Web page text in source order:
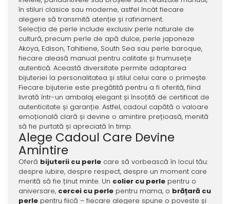
în stiluri clasice sau moderne, astfel încât fiecare
alegere să transmită atenție și rafinament.
Selecția de perle include exclusiv perle naturale de
cultură, precum perle de apă dulce, perle japoneze
Akoya, Edison, Tahitiene, South Sea sau perle baroque,
fiecare aleasă manual pentru calitate și frumusețe
autentică. Această diversitate permite adaptarea
bijuteriei la personalitatea și stilul celui care o primește.
Fiecare bijuterie este pregătită pentru a fi oferită, fiind
livrată într-un ambalaj elegant și însoțită de certificat de
autenticitate și garanție. Astfel, cadoul capătă o valoare
emoțională clară și devine o amintire prețioasă, menită
să fie purtată și apreciată în timp.
Alege Cadoul Care Devine
Amintire
Oferă bijuterii cu perlecare să vorbească în locul tău:
despre iubire, despre respect, despre un moment care
merită să fie ținut minte. Un colier cu perlepentru o
aniversare, cercei cu perlepentru mama, o brățară cu
perlepentru fiică – fiecare alegere spune o poveste și